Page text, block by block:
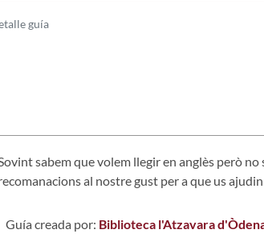
guía
sabem que volem llegir en anglès però
al nostre gust per a que us
Guía creada por: Biblioteca l'Atzavara